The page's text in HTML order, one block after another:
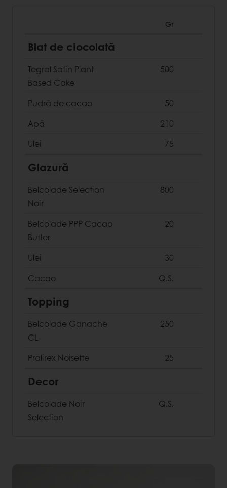
Gr
Blat de ciocolată
Tegral Satin Plant-
Based Cake
500
Pudră de cacao
50
Apă
210
Ulei
75
Glazură
Belcolade Selection
Noir
800
Belcolade PPP Cacao
Butter
20
Ulei
30
Cacao
Q.S.
Topping
Belcolade Ganache
CL
250
Pralirex Noisette 25
Decor
Belcolade Noir
Selection
Q.S.